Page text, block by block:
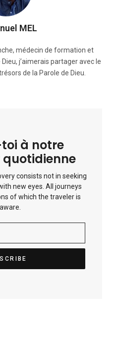
MEL
médecin de formation et
j’aimerais partager avec le
de la Parole de Dieu.
à notre
consists not in seeking
new eyes. All journeys
of which the traveler is